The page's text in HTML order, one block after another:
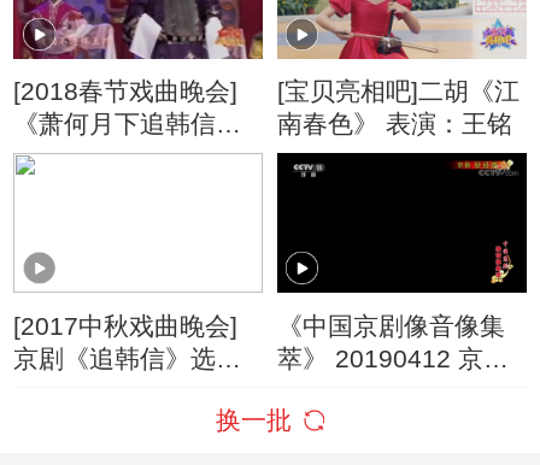
[2018春节戏曲晚会]
《萧何月下追韩信》
表演：裴咏杰 郭毅等
[宝贝亮相吧]二胡《江
南春色》 表演：王铭
[2017中秋戏曲晚会]
京剧《追韩信》选段
《中国京剧像音像集
萃》 20190412 京剧
换一批